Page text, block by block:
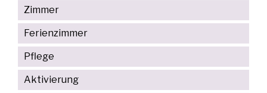
Zimmer
Ferienzimmer
Pflege
Aktivierung